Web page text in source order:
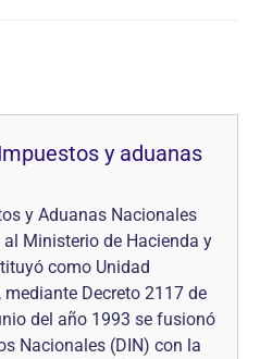
y aduanas
y Aduanas Nacionales
Ministerio de Hacienda y
como Unidad
Decreto 2117 de
del año 1993 se fusionó
Nacionales (DIN) con la